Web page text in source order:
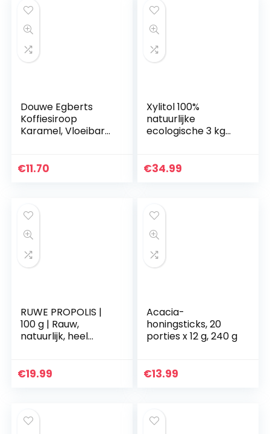
Douwe Egberts
Koffiesiroop
Karamel, Vloeibare
€11.70
Xylitol 100%
natuurlijke
ecologische 3 kg
en diëten |
€34.99
RUWE PROPOLIS |
100 g | Rauw,
natuurlijk, heel
Gemaakt door
€19.99
Acacia-
honingsticks, 20
porties x 12 g, 240 g
€13.99